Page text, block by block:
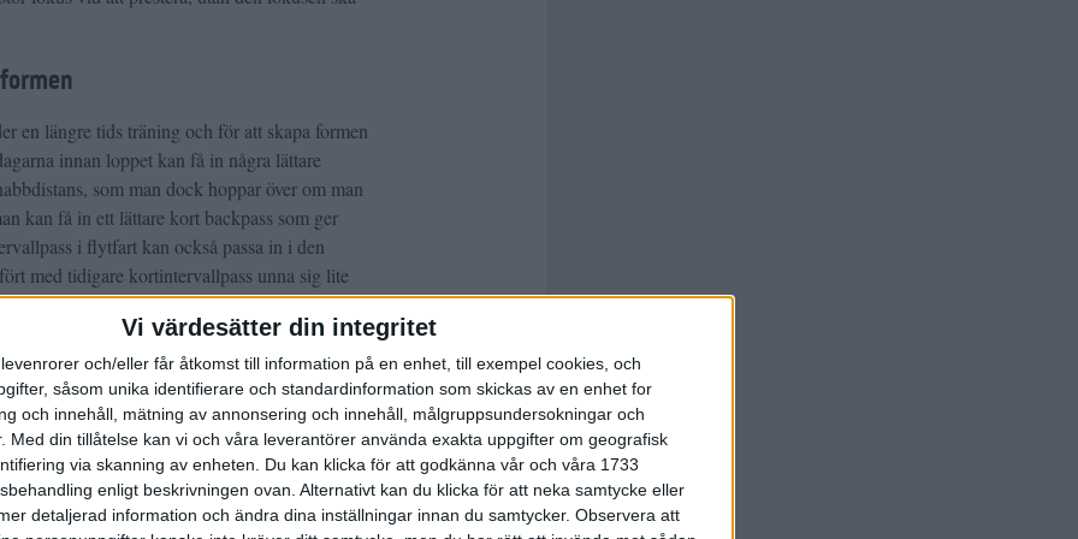
Vi värdesätter din integritet
och/eller får åtkomst till information på en enhet, till exempel cookies, och
såsom unika identifierare och standardinformation som skickas av en enhet for
och innehåll, mätning av annonsering och innehåll, målgruppsundersokningar och
Med din tillåtelse kan vi och våra leverantörer använda exakta uppgifter om geografisk
via skanning av enheten. Du kan klicka för att godkänna vår och våra 1733
enligt beskrivningen ovan. Alternativt kan du klicka för att neka samtycke eller
detaljerad information och ändra dina inställningar innan du samtycker. Observera att
en längre tids träning och för att skapa formen
innan loppet kan få in några lättare
som man dock hoppar över om man
kan få in ett lättare kort backpass som ger
i flytfart kan också passa in i den
med tidigare kortintervallpass unna sig lite
än normalt just för att få en känsla av att det
fram mot maran. Är man van vid många
främst ske genom kortare pass framför att lägga
fram mot maran är det bäst att behålla
och lättare pass än normalt.